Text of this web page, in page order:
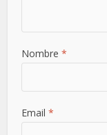
Nombre *
Email *